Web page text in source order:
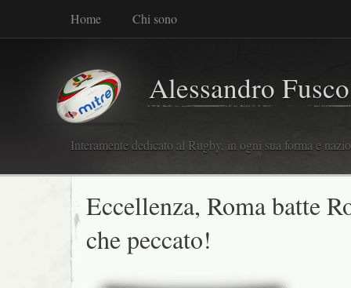
Home Chi sono
Alessandro Fusco
Interamente dedicato al Rugby, in ogni sua forma e
Eccellenza, Roma batte
che peccato!